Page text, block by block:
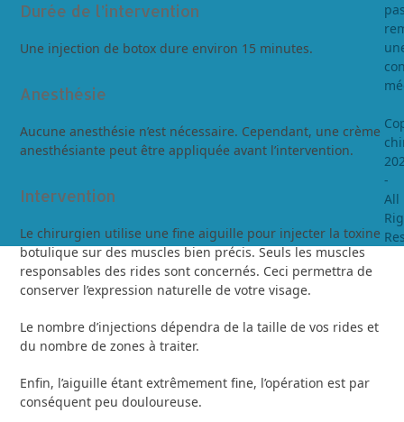
Durée de l’intervention
Une injection de botox dure environ 15 minutes.
Anesthésie
Aucune anesthésie n’est nécessaire. Cependant, une crème
anesthésiante peut être appliquée avant l’intervention.
Intervention
Le chirurgien utilise une fine aiguille pour injecter la toxine
botulique sur des muscles bien précis. Seuls les muscles
responsables des rides sont concernés. Ceci permettra de
conserver l’expression naturelle de votre visage.
Le nombre d’injections dépendra de la taille de vos rides et
du nombre de zones à traiter.
Enfin, l’aiguille étant extrêmement fine, l’opération est par
conséquent peu douloureuse.
-
All